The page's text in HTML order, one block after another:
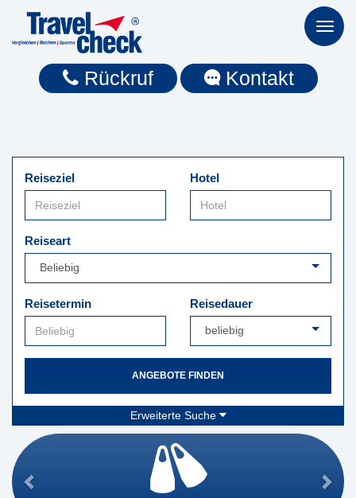
Toggle
Rückruf Kontakt
Reiseziel Hotel
Reiseart
Reisetermin Reisedauer
ANGEBOTE FINDEN
Erweiterte Suche